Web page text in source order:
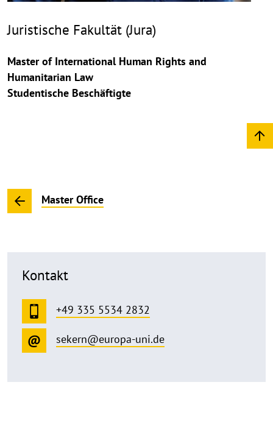
Juristische Fakultät (Jura)
Master of International Human Rights and
Humanitarian Law
Studentische Beschäftigte
Master Office
Kontakt
+49 335 5534 2832
sekern@europa-uni.de